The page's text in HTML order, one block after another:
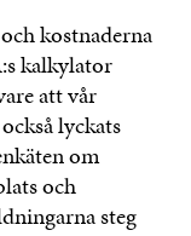
kostnaderna
kalkylator
att vår
lyckats
om
och
steg